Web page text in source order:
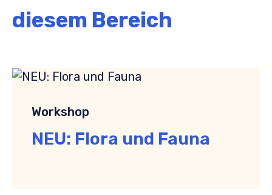
diesem Bereich
Workshop
NEU: Flora und Fauna